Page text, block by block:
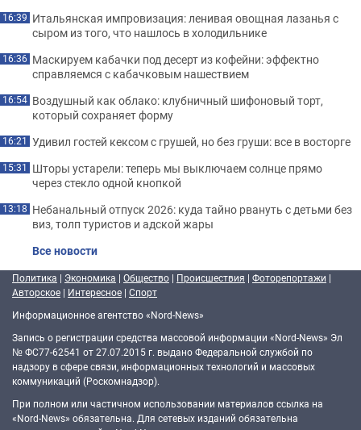
16:39 Итальянская импровизация: ленивая овощная лазанья с
сыром из того, что нашлось в холодильнике
16:36 Маскируем кабачки под десерт из кофейни: эффектно
справляемся с кабачковым нашествием
16:54 Воздушный как облако: клубничный шифоновый торт,
который сохраняет форму
16:21 Удивил гостей кексом с грушей, но без груши: все в восторге
15:31 Шторы устарели: теперь мы выключаем солнце прямо
через стекло одной кнопкой
13:18 Небанальный отпуск 2026: куда тайно рвануть с детьми без
виз, толп туристов и адской жары
Все новости
Политика | Экономика | Общество | Происшествия | Фоторепортажи |
Авторское | Интересное | Спорт
Информационное агентство «Nord-News»
Запись о регистрации средства массовой информации «Nord-News» Эл
№ ФС77-62541 от 27.07.2015 г. выдано Федеральной службой по
надзору в сфере связи, информационных технологий и массовых
коммуникаций (Роскомнадзор).
При полном или частичном использовании материалов ссылка на
«Nord-News» обязательна. Для сетевых изданий обязательна